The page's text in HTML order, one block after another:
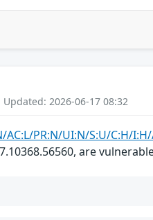
2026-06-17 08:32
AC:L/PR:N/UI:N/S:U/C:H/
are